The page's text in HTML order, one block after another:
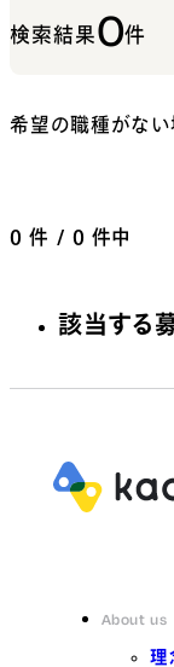
検索結果0件
希望の職種がない
0 件 / 0 件中
該当する
About us
理